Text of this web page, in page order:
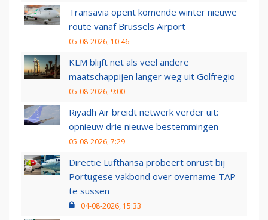
Transavia opent komende winter nieuwe
route vanaf Brussels Airport
05-08-2026, 10:46
KLM blijft net als veel andere
maatschappijen langer weg uit Golfregio
05-08-2026, 9:00
Riyadh Air breidt netwerk verder uit:
opnieuw drie nieuwe bestemmingen
05-08-2026, 7:29
Directie Lufthansa probeert onrust bij
Portugese vakbond over overname TAP
te sussen
04-08-2026, 15:33